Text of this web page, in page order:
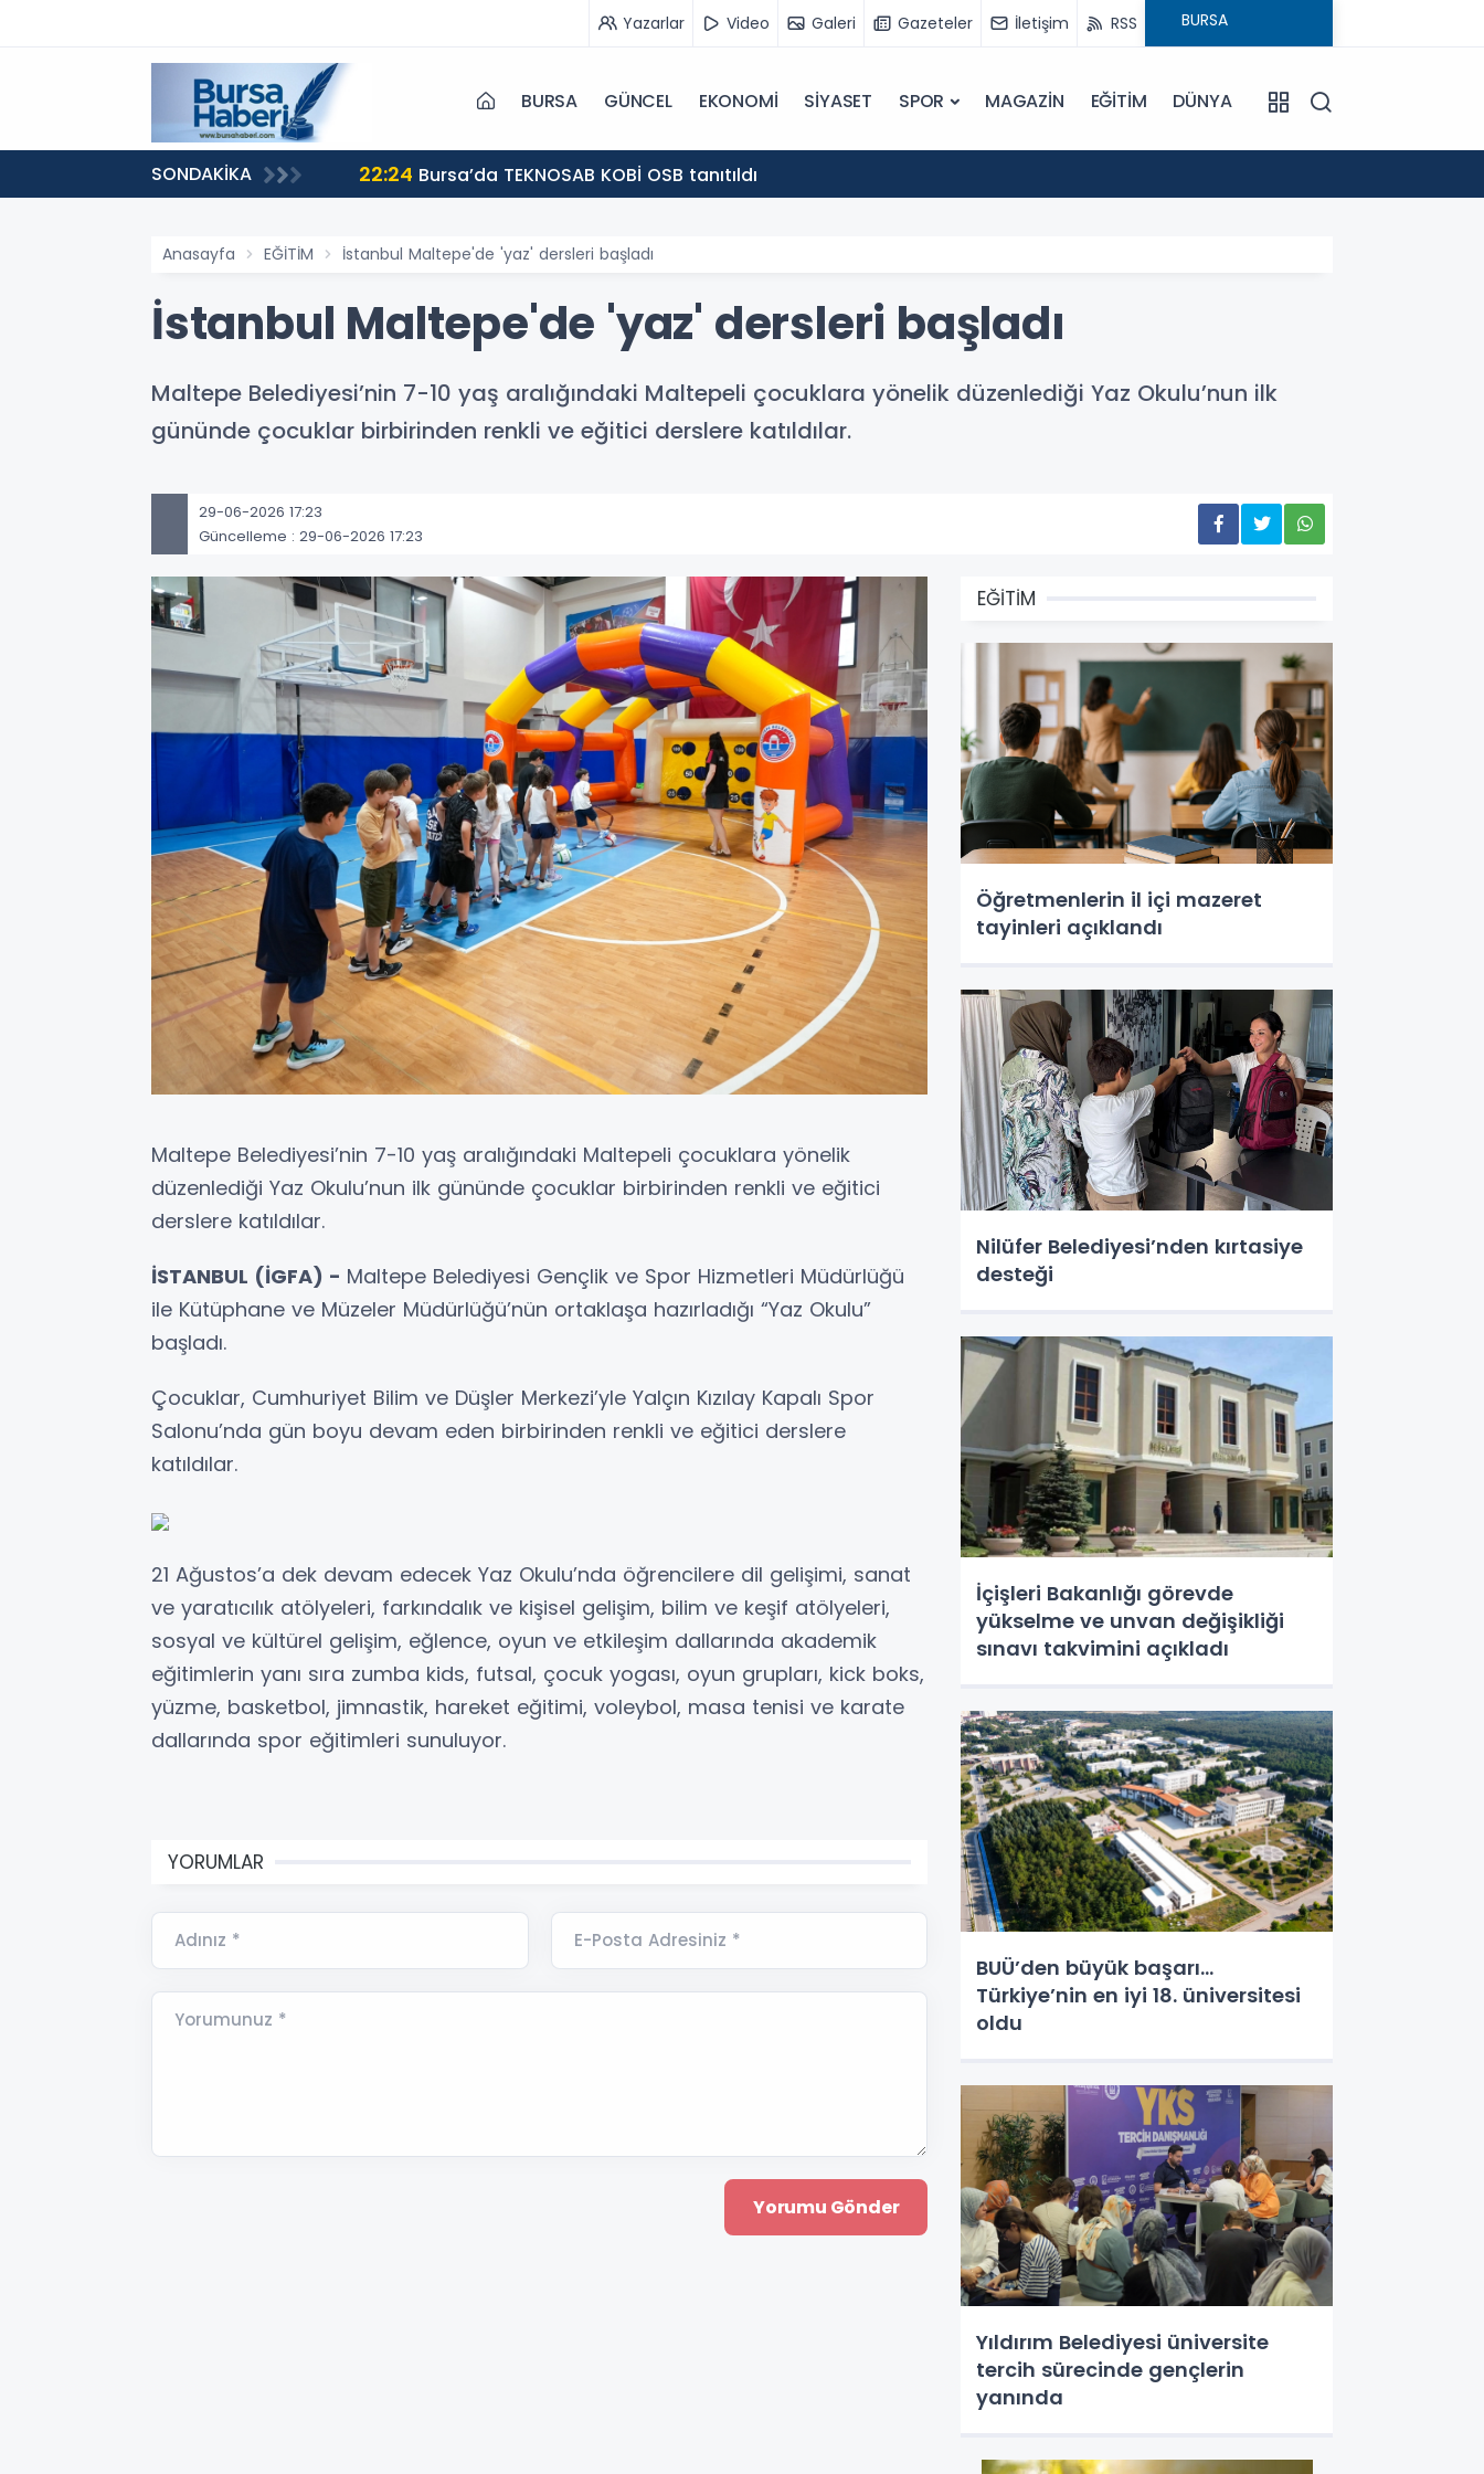
Yazarlar Video Galeri Gazeteler İletişim RSS
BURSA GÜNCEL EKONOMİ SİYASET SPOR MAGAZİN EĞİTİM DÜNYA
SONDAKİKA 22:24 Bursa’da TEKNOSAB KOBİ OSB tanıtıldı
Anasayfa EĞİTİM İstanbul Maltepe'de 'yaz' dersleri başladı
İstanbul Maltepe'de 'yaz' dersleri başladı
Maltepe Belediyesi’nin 7-10 yaş aralığındaki Maltepeli çocuklara yönelik düzenlediği Yaz Okulu’nun ilk
gününde çocuklar birbirinden renkli ve eğitici derslere katıldılar.
29-06-2026 17:23
Güncelleme : 29-06-2026 17:23
Maltepe Belediyesi’nin 7-10 yaş aralığındaki Maltepeli çocuklara yönelik
düzenlediği Yaz Okulu’nun ilk gününde çocuklar birbirinden renkli ve eğitici
derslere katıldılar.
İSTANBUL (İGFA) - Maltepe Belediyesi Gençlik ve Spor Hizmetleri Müdürlüğü
ile Kütüphane ve Müzeler Müdürlüğü’nün ortaklaşa hazırladığı “Yaz Okulu”
başladı.
Çocuklar, Cumhuriyet Bilim ve Düşler Merkezi’yle Yalçın Kızılay Kapalı Spor
Salonu’nda gün boyu devam eden birbirinden renkli ve eğitici derslere
katıldılar.
21 Ağustos’a dek devam edecek Yaz Okulu’nda öğrencilere dil gelişimi, sanat
ve yaratıcılık atölyeleri, farkındalık ve kişisel gelişim, bilim ve keşif atölyeleri,
sosyal ve kültürel gelişim, eğlence, oyun ve etkileşim dallarında akademik
eğitimlerin yanı sıra zumba kids, futsal, çocuk yogası, oyun grupları, kick boks,
yüzme, basketbol, jimnastik, hareket eğitimi, voleybol, masa tenisi ve karate
dallarında spor eğitimleri sunuluyor.
YORUMLAR
Adınız * E-Posta Adresiniz *
Yorumunuz *
EĞİTİM
Öğretmenlerin il içi mazeret
tayinleri açıklandı
Nilüfer Belediyesi’nden kırtasiye
desteği
İçişleri Bakanlığı görevde
yükselme ve unvan değişikliği
sınavı takvimini açıkladı
BUÜ’den büyük başarı...
Türkiye’nin en iyi 18. üniversitesi
oldu
Yıldırım Belediyesi üniversite
tercih sürecinde gençlerin
yanında